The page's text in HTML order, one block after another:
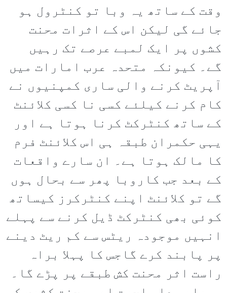
وقت کے ساتھ یہ وبا تو کنٹرول ہو
جائے گی لیکن اس کے اثرات محنت
کشوں پر ایک لمبے عرصے تک رہیں
گے۔ کیونکہ متحدہ عرب امارات میں
آپریٹ کرنے والی ساری کمپنیوں نے
کام کرنے کیلئے کسی نا کسی کلائنٹ
کے ساتھ کنٹرکٹ کرنا ہوتا ہے اور
یہی حکمران طبقہ ہی اس کلائنٹ فرم
کا مالک ہوتا ہے۔ ان سارے واقعات
کے بعد جب کاروبا پھر سے بحال ہوں
گے تو کلائنٹ اپنے کنٹرکرز کیساتھ
کوئی بھی کنٹرکٹ ڈیل کرنے سے پہلے
انہیں موجودہ ریٹس سے کم ریٹ دینے
پر پابند کرے گاجس کا پہلا براہ
راست اثر محنت کش طبقے پر پڑے گا۔